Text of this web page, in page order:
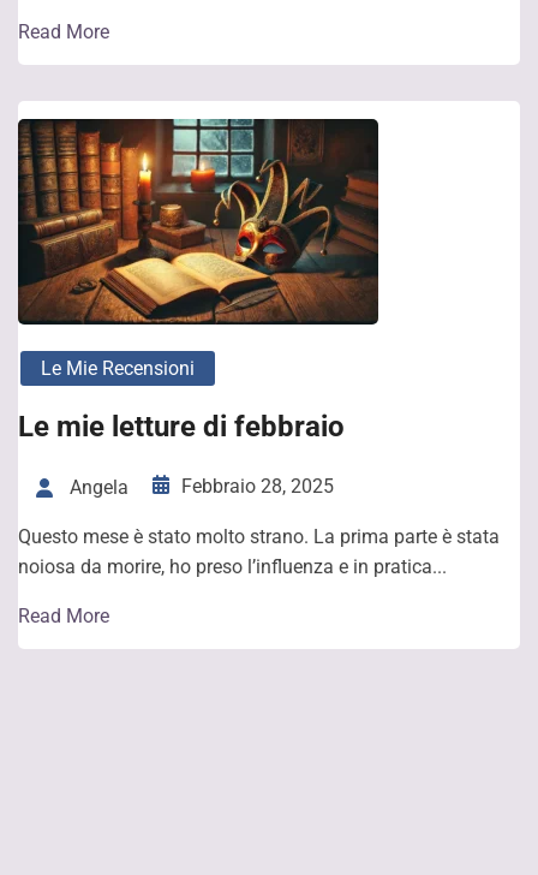
Read More
Le Mie Recensioni
Le mie letture di febbraio
Angela Febbraio 28, 2025
Questo mese è stato molto strano. La prima parte è stata
noiosa da morire, ho preso l’influenza e in pratica...
Read More